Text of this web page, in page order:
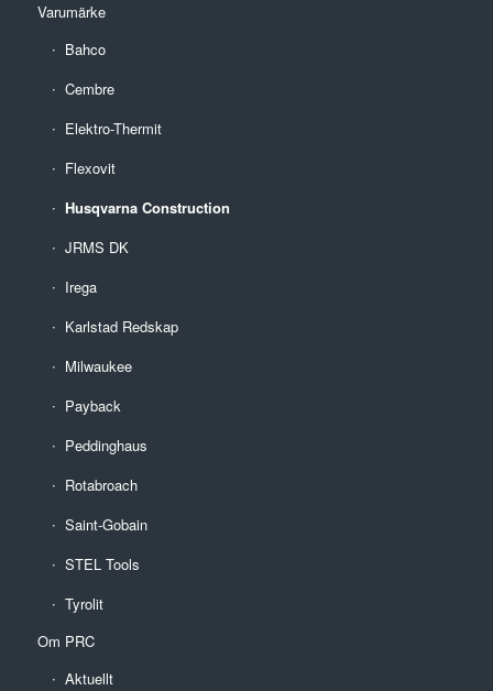
Varumärke
Bahco
Cembre
Elektro-Thermit
Flexovit
Husqvarna Construction
JRMS DK
Irega
Karlstad Redskap
Milwaukee
Payback
Peddinghaus
Rotabroach
Saint-Gobain
STEL Tools
Tyrolit
Om PRC
Aktuellt